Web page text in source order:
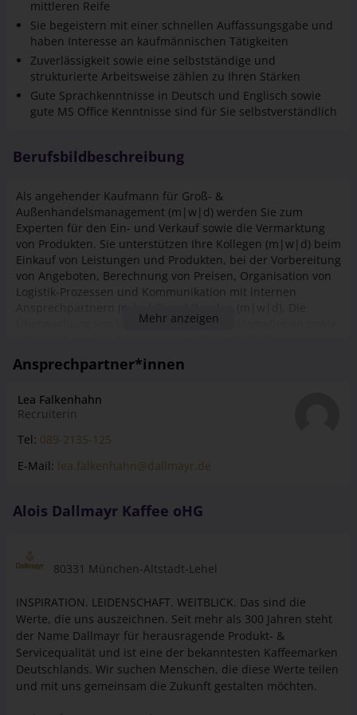
haben Interesse an kaufmännischen Tätigkeiten
Zuverlässigkeit sowie eine selbstständige und
strukturierte Arbeitsweise zählen zu Ihren Stärken
Gute Sprachkenntnisse in Deutsch und Englisch sowie
gute MS Office Kenntnisse sind für Sie selbstverständlich
Als angehender Kaufmann für Groß- &
Experten für den Ein- und Verkauf sowie die Vermarktung
von Produkten. Sie unterstützen Ihre Kollegen (m|w|d) beim
Einkauf von Leistungen und Produkten, bei der Vorbereitung
von Angeboten, Berechnung von Preisen, Organisation von
Logistik-Prozessen und Kommunikation mit internen
Ansprechpartnern (m|w|d) und Kunden (m|w|d). Die
Überwachung von Lieferterminen und Reklamationen sowie
die Erstellung von Rechnungen und Kontrolle des
Zahlungsverkehrs zählt zu Ihrem Tätigkeitsfeld. Sie sind
Rahmen Ihrer Ausbildung eine Vielzahl von Fachabteilungen
kennen: Vertrieb, Marketing, Export, Einkauf, Buchhaltung
Mehr anzeigen
Lea Falkenhahn
Tel: 089-2135-125
E-Mail: lea.falkenhahn@dallmayr.de
INSPIRATION. LEIDENSCHAFT. WEITBLICK. Das sind die
der Name Dallmayr für herausragende Produkt- &
Servicequalität und ist eine der bekanntesten Kaffeemarken
Deutschlands. Wir suchen Menschen, die diese Werte teilen
und mit uns gemeinsam die Zukunft gestalten möchten.
Mehr Infos zum Unternehmen >